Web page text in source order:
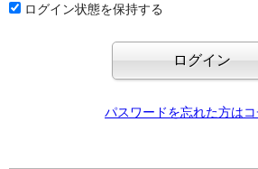
ログイン状態を保持する
パスワードを忘れた方は